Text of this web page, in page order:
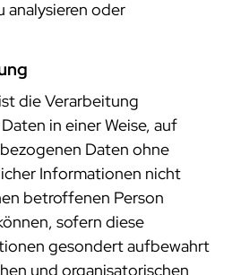
analysieren oder
die Verarbeitung
in einer Weise, auf
Daten ohne
Informationen nicht
betroffenen Person
sofern diese
gesondert aufbewahrt
und organisatorischen